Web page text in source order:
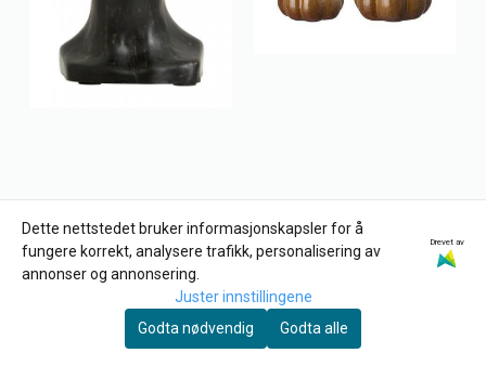
UNIKA Trebyste
Wikholm
GRESSKAR Dekor
Dette nettstedet bruker informasjonskapsler for å
fungere korrekt, analysere trafikk, personalisering av
annonser og annonsering.
Drevet av
Juster innstillingene
Godta nødvendig
Godta alle